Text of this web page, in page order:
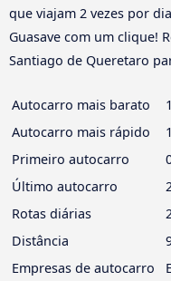
que viajam 2 vezes por
Guasave com um clique!
Santiago de Queretaro
Autocarro mais barato
Autocarro mais rápido
Primeiro autocarro
Último autocarro
Rotas diárias
Distância
Empresas de autocarro